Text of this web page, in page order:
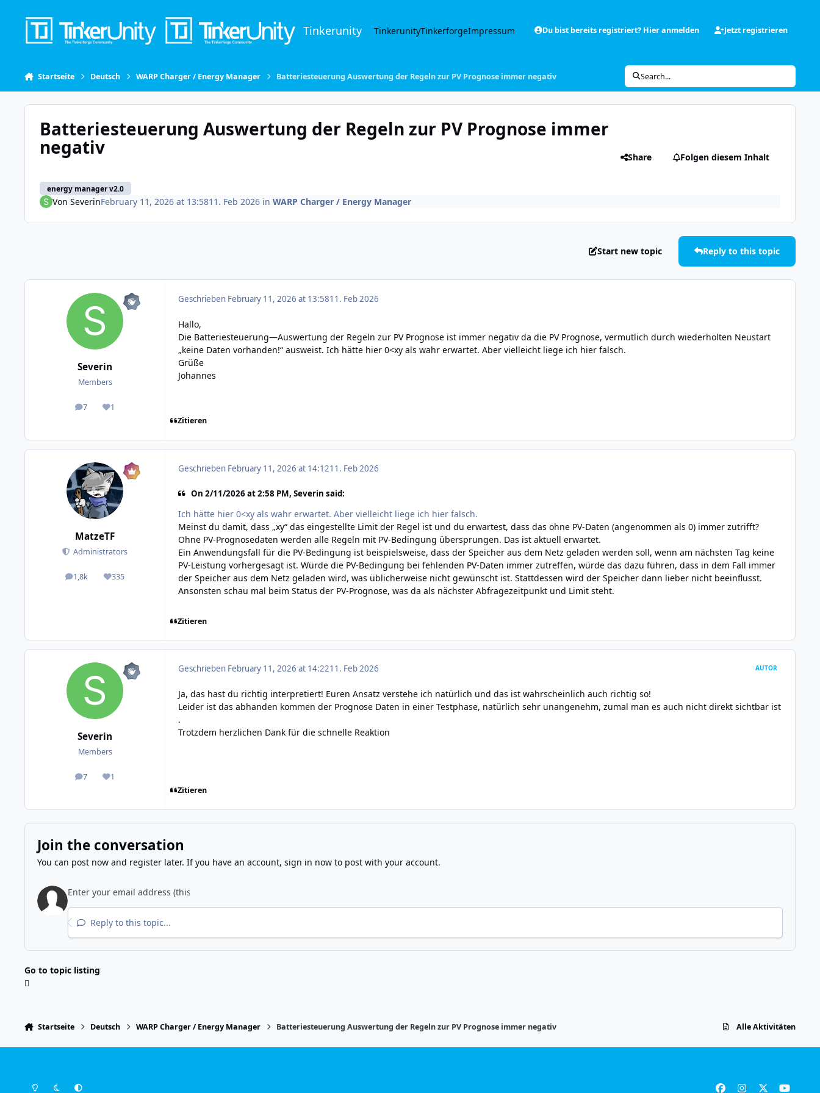
Tinkerunity TinkerunityTinkerforgeImpressum Du bist bereits registriert? Hier anmelden Jetzt registrieren
Startseite Deutsch WARP Charger / Energy Manager Batteriesteuerung Auswertung der Regeln zur PV Prognose immer negativ Search...
Batteriesteuerung Auswertung der Regeln zur PV Prognose immer
negativ
energy manager v2.0
Share Folgen diesem Inhalt
Von SeverinFebruary 11, 2026 at 13:5811. Feb 2026in WARP Charger / Energy Manager
Start new topic Reply to this topic
Severin
Members
7
posts 1
Reputation
Geschrieben February 11, 2026 at 13:5811. Feb 2026
Hallo,
Die Batteriesteuerung—Auswertung der Regeln zur PV Prognose ist immer negativ da die PV Prognose, vermutlich durch wiederholten Neustart
„keine Daten vorhanden!“ ausweist. Ich hätte hier 0<xy als wahr erwartet. Aber vielleicht liege ich hier falsch.
Grüße
Johannes
Zitieren
MatzeTF
Administrators
1,8k
posts 335
Reputation
Geschrieben February 11, 2026 at 14:1211. Feb 2026
On 2/11/2026 at 2:58 PM, Severin said:
Ich hätte hier 0<xy als wahr erwartet. Aber vielleicht liege ich hier falsch.
Meinst du damit, dass „xy“ das eingestellte Limit der Regel ist und du erwartest, dass das ohne PV-Daten (angenommen als 0) immer zutrifft?
Ohne PV-Prognosedaten werden alle Regeln mit PV-Bedingung übersprungen. Das ist aktuell erwartet.
Ein Anwendungsfall für die PV-Bedingung ist beispielsweise, dass der Speicher aus dem Netz geladen werden soll, wenn am nächsten Tag keine
PV-Leistung vorhergesagt ist. Würde die PV-Bedingung bei fehlenden PV-Daten immer zutreffen, würde das dazu führen, dass in dem Fall immer
der Speicher aus dem Netz geladen wird, was üblicherweise nicht gewünscht ist. Stattdessen wird der Speicher dann lieber nicht beeinflusst.
Ansonsten schau mal beim Status der PV-Prognose, was da als nächster Abfragezeitpunkt und Limit steht.
Zitieren
Severin
Members
7
posts 1
Reputation
Geschrieben February 11, 2026 at 14:2211. Feb 2026 AUTOR
Ja, das hast du richtig interpretiert! Euren Ansatz verstehe ich natürlich und das ist wahrscheinlich auch richtig so!
Leider ist das abhanden kommen der Prognose Daten in einer Testphase, natürlich sehr unangenehm, zumal man es auch nicht direkt sichtbar ist
.
Trotzdem herzlichen Dank für die schnelle Reaktion
Zitieren
Join the conversation
You can post now and register later. If you have an account, sign in nowto post with your account.
Reply to this topic...
Go to topic listing
Startseite Deutsch WARP Charger / Energy Manager Batteriesteuerung Auswertung der Regeln zur PV Prognose immer negativ Alle Aktivitäten
Light ModeDark ModeSystem Preference